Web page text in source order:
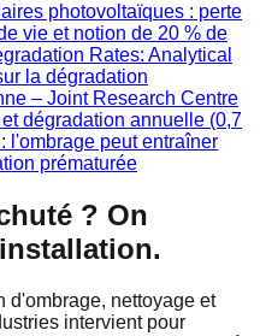
photovoltaïques : perte
vie et notion de 20 % de
Rates: Analytical
la dégradation
– Joint Research Centre
dégradation annuelle (0,7
peut entraîner
prématurée
? On
d'ombrage, nettoyage et
intervient pour